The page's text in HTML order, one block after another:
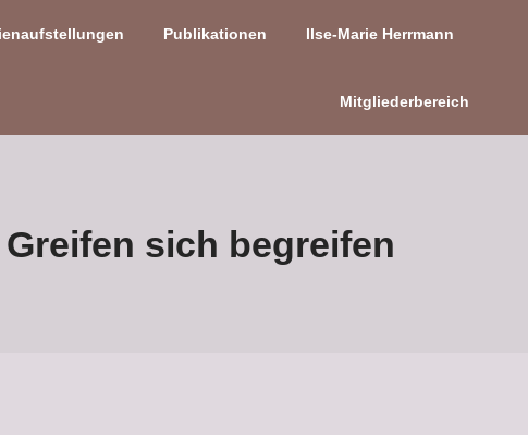
Publikationen Ilse-Marie Herrmann
Mitgliederbereich
sich begreifen